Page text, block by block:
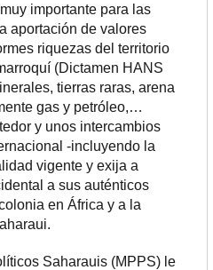
importante para las
aportación de valores
riquezas del territorio
(Dictamen HANS
tierras raras, arena
gas y petróleo,…
y unos intercambios
-incluyendo la
vigente y exija a
a sus auténticos
en África y a la
Saharauis (MPPS) le